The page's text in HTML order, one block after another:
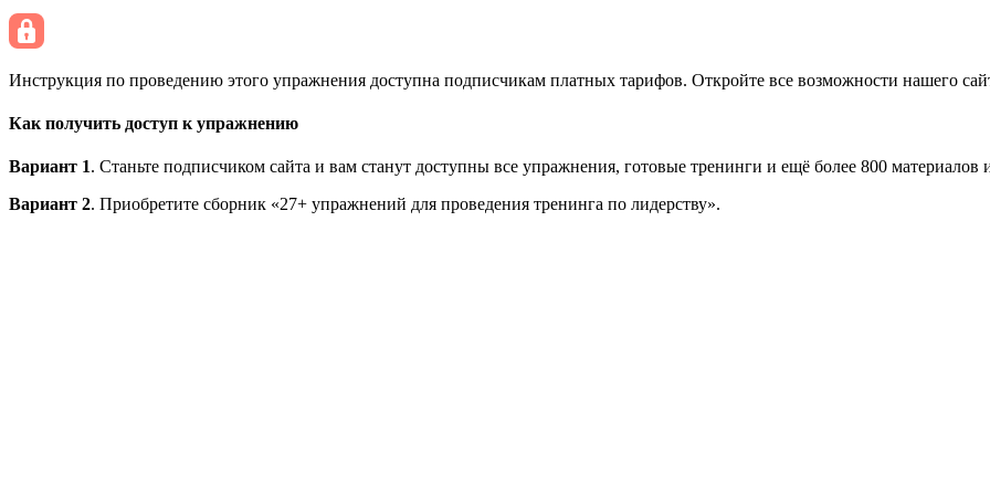
Инструкция по проведению этого упражнения доступна подписчикам платных тарифов. Откройте все возможности нашего
Как получить доступ к упражнению
Вариант 1. Станьте подписчиком сайта и вам станут доступны все упражнения, готовые тренинги и ещё более 800 материалов
Вариант 2. Приобретите сборник «27+ упражнений для проведения тренинга по лидерству».